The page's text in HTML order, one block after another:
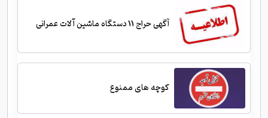
آگهی حراج 11 دستگاه ماشین آلات عمرانی
کوچه های ممنوع